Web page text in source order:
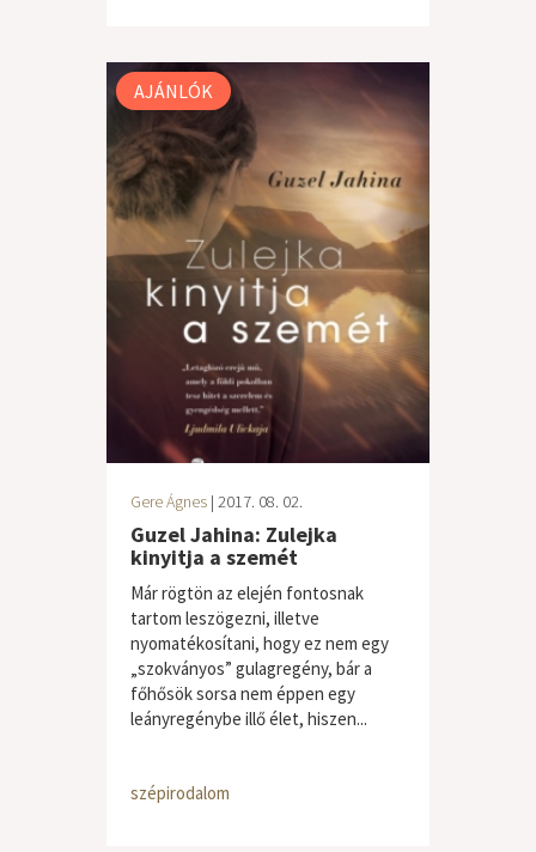
AJÁNLÓK
Gere Ágnes | 2017. 08. 02.
Guzel Jahina: Zulejka
kinyitja a szemét
Már rögtön az elején fontosnak
tartom leszögezni, illetve
nyomatékosítani, hogy ez nem egy
„szokványos” gulagregény, bár a
főhősök sorsa nem éppen egy
leányregénybe illő élet, hiszen...
szépirodalom